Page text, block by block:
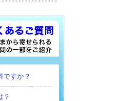
ですか？
？